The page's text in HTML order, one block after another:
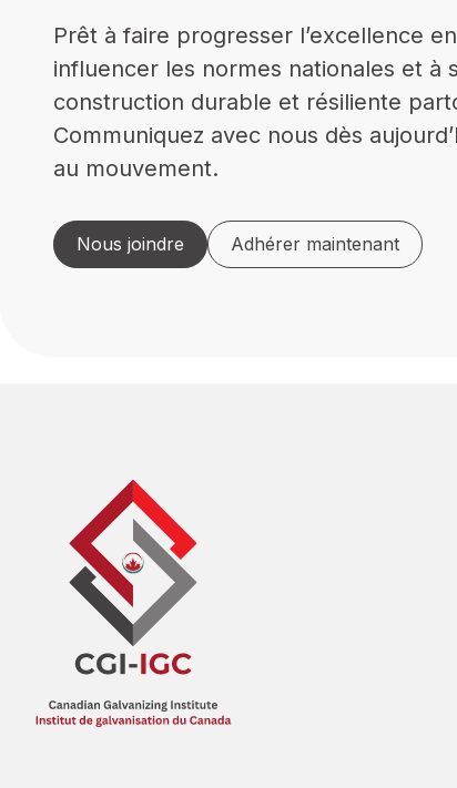
Prêt à faire progresser l’excellence
influencer les normes nationales et à
construction durable et résiliente
Communiquez avec nous dès
au mouvement.
Nous joindre Adhérer maintenant